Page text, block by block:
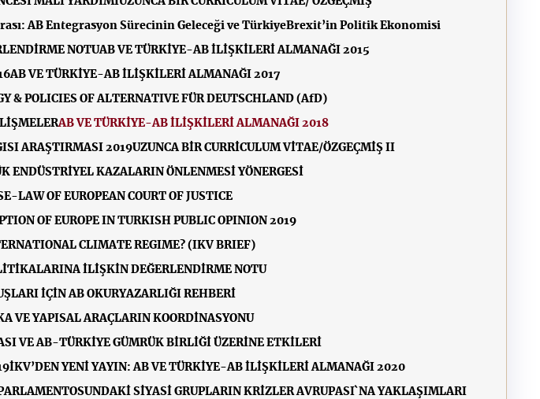
AB Entegrasyon Sürecinin Geleceği ve TürkiyeBrexit’in Politik Ekonomisi
NOTUAB VE TÜRKİYE-AB İLİŞKİLERİ ALMANAĞI 2015
AB VE TÜRKİYE-AB İLİŞKİLERİ ALMANAĞI 2017
& POLICIES OF ALTERNATIVE FÜR DEUTSCHLAND (AfD)
AB VE TÜRKİYE-AB İLİŞKİLERİ ALMANAĞI 2018
ARAŞTIRMASI 2019UZUNCA BİR CURRİCULUM VİTAE/ÖZGEÇMİŞ II
ENDÜSTRİYEL KAZALARIN ÖNLENMESİ YÖNERGESİ
LAW OF EUROPEAN COURT OF JUSTICE
OF EUROPE IN TURKISH PUBLIC OPINION 2019
CLIMATE REGIME? (IKV BRIEF)
İLİŞKİN DEĞERLENDİRME NOTU
İÇİN AB OKURYAZARLIĞI REHBERİ
VE YAPISAL ARAÇLARIN KOORDİNASYONU
VE AB-TÜRKİYE GÜMRÜK BİRLİĞİ ÜZERİNE ETKİLERİ
İKV’DEN YENİ YAYIN: AB VE TÜRKİYE-AB İLİŞKİLERİ ALMANAĞI 2020
SİYASİ GRUPLARIN KRİZLER AVRUPASI`NA YAKLAŞIMLARI